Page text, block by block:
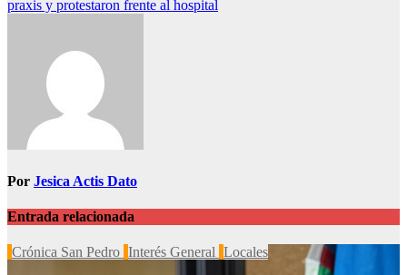
entradas
praxis y protestaron frente al hospital
Por Jesica Actis Dato
Entrada relacionada
Crónica San Pedro Interés General Locales